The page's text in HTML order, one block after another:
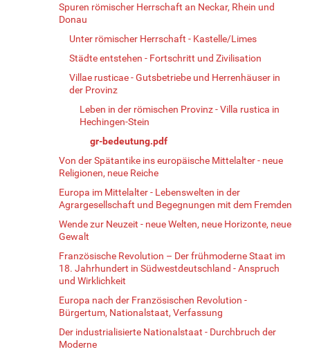
Spuren römischer Herrschaft an Neckar, Rhein und
Donau
Unter römischer Herrschaft - Kastelle/Limes
Städte entstehen - Fortschritt und Zivilisation
Villae rusticae - Gutsbetriebe und Herrenhäuser in
der Provinz
Leben in der römischen Provinz - Villa rustica in
Hechingen-Stein
gr-bedeutung.pdf
Von der Spätantike ins europäische Mittelalter - neue
Religionen, neue Reiche
Europa im Mittelalter - Lebenswelten in der
Agrargesellschaft und Begegnungen mit dem Fremden
Wende zur Neuzeit - neue Welten, neue Horizonte, neue
Gewalt
Französische Revolution – Der frühmoderne Staat im
18. Jahrhundert in Südwestdeutschland - Anspruch
und Wirklichkeit
Europa nach der Französischen Revolution -
Bürgertum, Nationalstaat, Verfassung
Der industrialisierte Nationalstaat - Durchbruch der
Moderne